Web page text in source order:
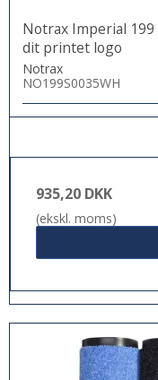
Notrax Imperial
dit printet logo
Notrax
NO199S0035WH
935,20 DKK
(ekskl. moms)